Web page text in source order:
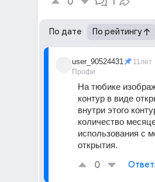
По дате По рейтингу
user_90524431
Профи
11лет
На тюбике
контур в виде
внутри этого
количество
использования с
открытия.
0